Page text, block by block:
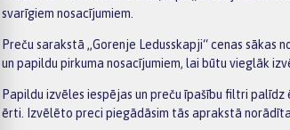
svarīgiem nosacījumiem.
Preču sarakstā „Gorenje Ledusskapji“ cenas
un papildu pirkuma nosacījumiem, lai būtu vieglāk
Papildu izvēles iespējas un preču īpašību filtri
ērti. Izvēlēto preci piegādāsim tās aprakstā